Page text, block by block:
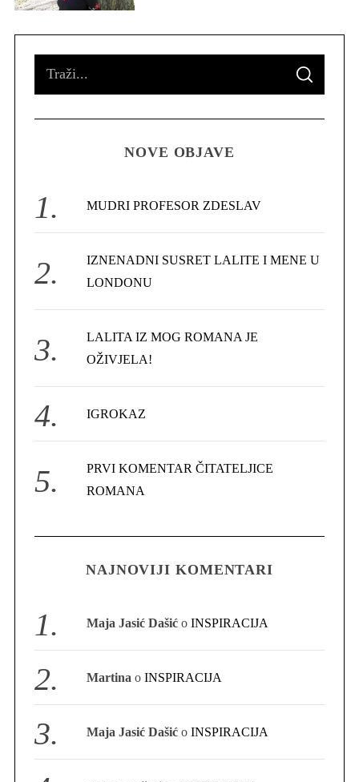
o
S
A
C
NOVE OBJAVE
MUDRI PROFESOR ZDESLAV
IZNENADNI SUSRET LALITE I MENE U
LONDONU
LALITA IZ MOG ROMANA JE
OŽIVJELA!
IGROKAZ
PRVI KOMENTAR ČITATELJICE
ROMANA
NAJNOVIJI KOMENTARI
Maja Jasić Dašić oINSPIRACIJA
Martina oINSPIRACIJA
Maja Jasić Dašić oINSPIRACIJA
S
e
c
o
r